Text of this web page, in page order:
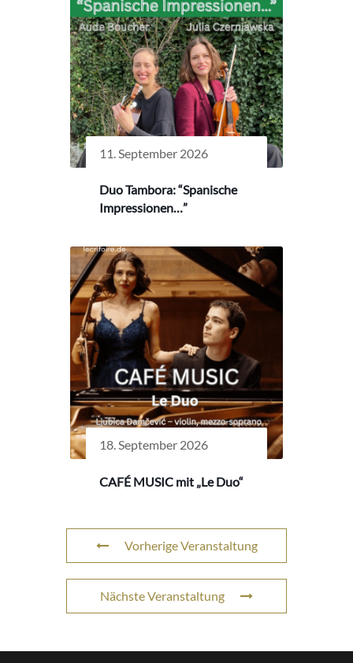
11. September 2026
Duo Tambora: “Spanische
Impressionen…”
18. September 2026
CAFÉ MUSIC mit „Le Duo“
Vorherige Veranstaltung
Nächste Veranstaltung